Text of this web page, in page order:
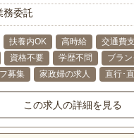
務委託
扶養内OK 高時給
交通費
資格不要 学歴不問
ブラ
募集
家政婦の求人 直行･
この求人の詳細を見る